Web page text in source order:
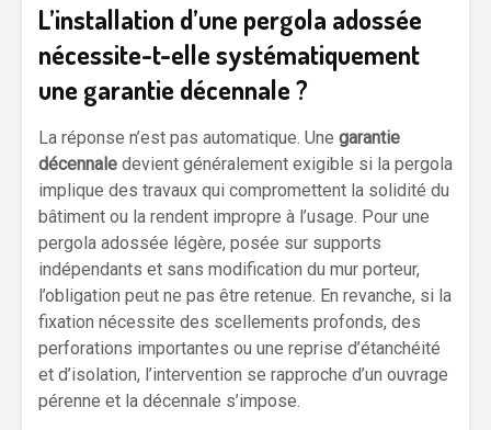
L’installation d’une pergola adossée
nécessite-t-elle systématiquement
une garantie décennale ?
La réponse n’est pas automatique. Une garantie
décennale devient généralement exigible si la pergola
implique des travaux qui compromettent la solidité du
bâtiment ou la rendent impropre à l’usage. Pour une
pergola adossée légère, posée sur supports
indépendants et sans modification du mur porteur,
l’obligation peut ne pas être retenue. En revanche, si la
fixation nécessite des scellements profonds, des
perforations importantes ou une reprise d’étanchéité
et d’isolation, l’intervention se rapproche d’un ouvrage
pérenne et la décennale s’impose.